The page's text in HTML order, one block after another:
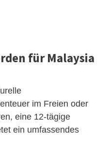
für Malaysia
im Freien oder
eine 12-tägige
ein umfassendes